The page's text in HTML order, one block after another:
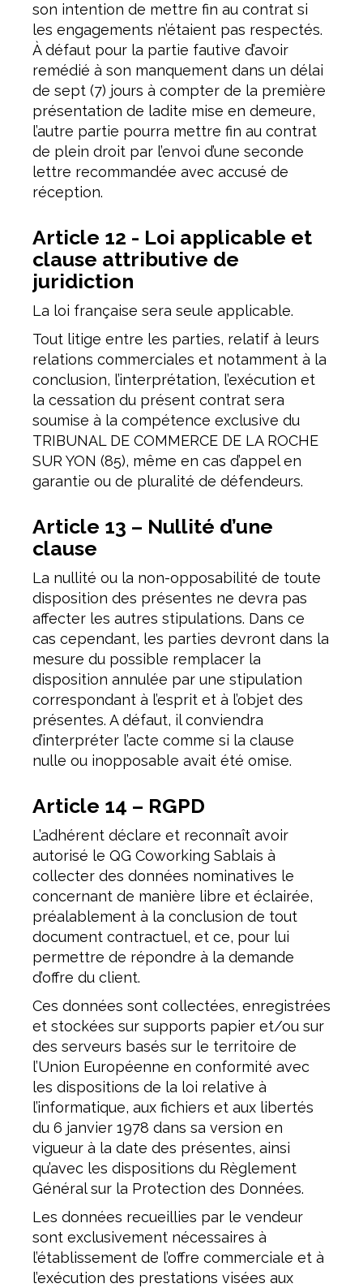
son intention de mettre fin au contrat si
les engagements n’étaient pas respectés.
À défaut pour la partie fautive d’avoir
remédié à son manquement dans un délai
de sept (7) jours à compter de la première
présentation de ladite mise en demeure,
l’autre partie pourra mettre fin au contrat
de plein droit par l’envoi d’une seconde
lettre recommandée avec accusé de
réception.
Article 12 - Loi applicable et
clause attributive de
juridiction
La loi française sera seule applicable.
Tout litige entre les parties, relatif à leurs
relations commerciales et notamment à la
conclusion, l’interprétation, l’exécution et
la cessation du présent contrat sera
soumise à la compétence exclusive du
TRIBUNAL DE COMMERCE DE LA ROCHE
SUR YON (85), même en cas d’appel en
garantie ou de pluralité de défendeurs.
Article 13 – Nullité d’une
clause
La nullité ou la non-opposabilité de toute
disposition des présentes ne devra pas
affecter les autres stipulations. Dans ce
cas cependant, les parties devront dans la
mesure du possible remplacer la
disposition annulée par une stipulation
correspondant à l’esprit et à l’objet des
présentes. A défaut, il conviendra
d’interpréter l’acte comme si la clause
nulle ou inopposable avait été omise.
Article 14 – RGPD
L’adhérent déclare et reconnaît avoir
autorisé le QG Coworking Sablais à
collecter des données nominatives le
concernant de manière libre et éclairée,
préalablement à la conclusion de tout
document contractuel, et ce, pour lui
permettre de répondre à la demande
d’offre du client.
Ces données sont collectées, enregistrées
et stockées sur supports papier et/ou sur
des serveurs basés sur le territoire de
l’Union Européenne en conformité avec
les dispositions de la loi relative à
l’informatique, aux fichiers et aux libertés
du 6 janvier 1978 dans sa version en
vigueur à la date des présentes, ainsi
qu’avec les dispositions du Règlement
Général sur la Protection des Données.
Les données recueillies par le vendeur
sont exclusivement nécessaires à
l’établissement de l’offre commerciale et à
l’exécution des prestations visées aux